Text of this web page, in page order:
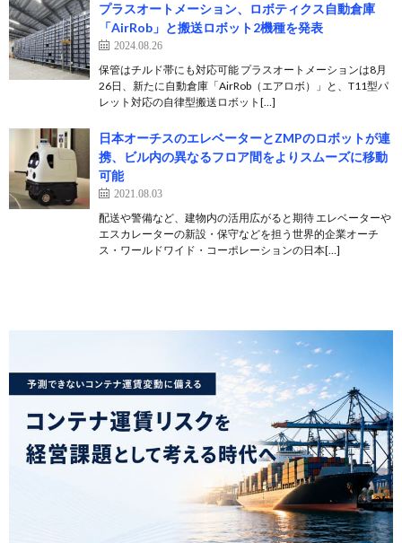
プラスオートメーション、ロボティクス自動倉庫
「AirRob」と搬送ロボット2機種を発表
2024.08.26
保管はチルド帯にも対応可能 プラスオートメーションは8月
26日、新たに自動倉庫「AirRob（エアロボ）」と、T11型パ
レット対応の自律型搬送ロボット[…]
日本オーチスのエレベーターとZMPのロボットが連
携、ビル内の異なるフロア間をよりスムーズに移動
可能
2021.08.03
配送や警備など、建物内の活用広がると期待 エレベーターや
エスカレーターの新設・保守などを担う世界的企業オーチ
ス・ワールドワイド・コーポレーションの日本[…]